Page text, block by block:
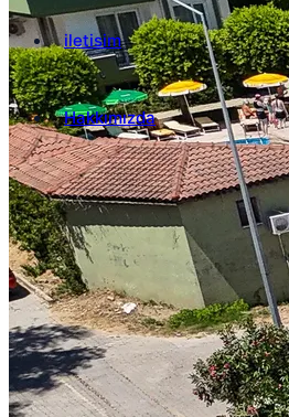
iletisim
Hakkımızda
₺TRY
tr